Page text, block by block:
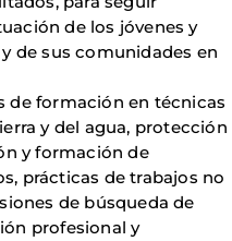
de los jóvenes y
de sus comunidades en
de formación en técnicas
y del agua, protección
y formación de
prácticas de trabajos no
de búsqueda de
profesional y